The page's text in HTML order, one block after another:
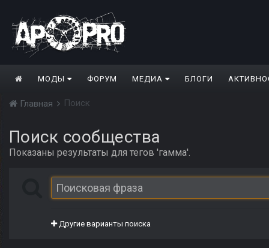
МОДЫ ФОРУМ МЕДИА БЛОГИ
Главная Поиск
Поиск сообщества
Показаны результаты для тегов 'гамма'.
Другие варианты поиска